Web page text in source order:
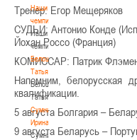
Наши
чемпионы
Наши
чемпионы
Белошапко
Татьяна
Белошапко
Татьяна
Сумникова
Ирина
Сумникова
Тренер: Егор Мещеряков
СУДЬИ: Антонио Конде
Йохан Россо (Франция)
КОМИССАР: Патрик
Напомним, белорусская
квалификации.
5 августа Болгария –
9 августа Беларусь –